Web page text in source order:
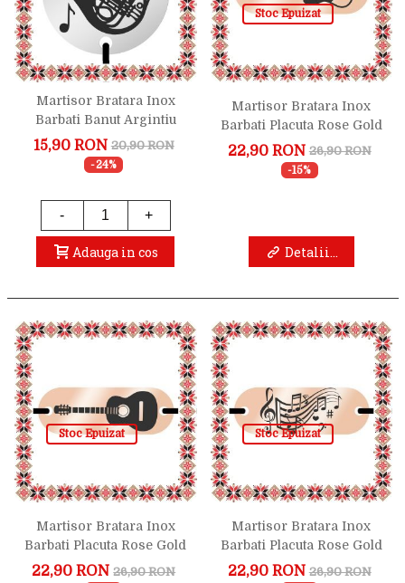
Martisor Bratara Inox
Barbati Banut Argintiu
Corn Francez
15,90 RON 20,90 RON
-24%
- +
Adauga in cos
Stoc Epuizat
Martisor Bratara Inox
Barbati Placuta Rose Gold
Chitara Electrica
22,90 RON 26,90 RON
-15%
Detalii...
Stoc Epuizat
Martisor Bratara Inox
Barbati Placuta Rose Gold
Muzica Chitara
22,90 RON 26,90 RON
Stoc Epuizat
Martisor Bratara Inox
Barbati Placuta Rose Gold
Muzica Portativ
22,90 RON 26,90 RON